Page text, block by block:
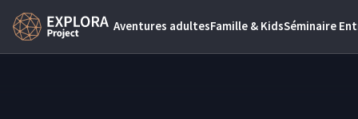
Aventures adultesFamille & KidsSéminaire